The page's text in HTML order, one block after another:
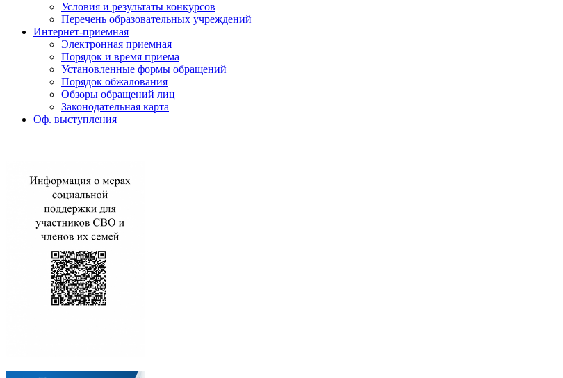
Условия и результаты конкурсов
Перечень образовательных учреждений
Интернет-приемная
Электронная приемная
Порядок и время приема
Установленные формы обращений
Порядок обжалования
Обзоры обращений лиц
Законодательная карта
Оф. выступления